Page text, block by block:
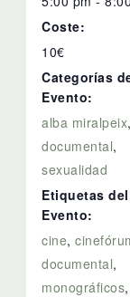
Coste:
10€
Categorías
Evento:
alba miralpeix,
documental,
sexualidad
Etiquetas del
Evento:
cine,
documental,
monográficos,